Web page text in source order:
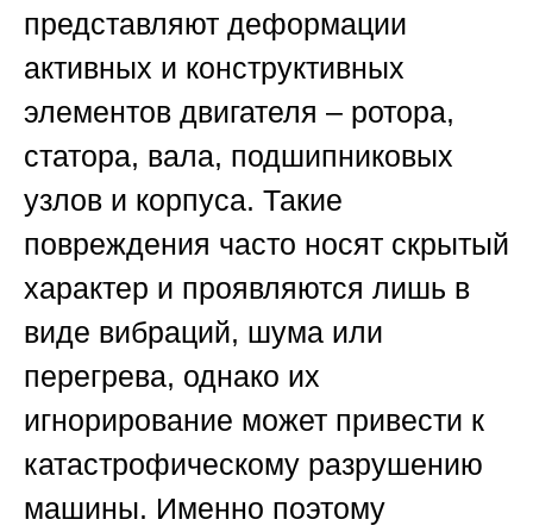
представляют деформации
активных и конструктивных
элементов двигателя – ротора,
статора, вала, подшипниковых
узлов и корпуса. Такие
повреждения часто носят скрытый
характер и проявляются лишь в
виде вибраций, шума или
перегрева, однако их
игнорирование может привести к
катастрофическому разрушению
машины. Именно поэтому